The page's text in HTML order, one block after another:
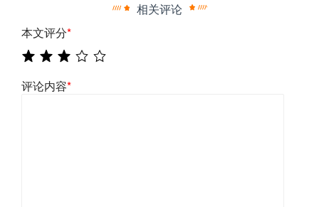
相关评论
本文评分*
评论内容*